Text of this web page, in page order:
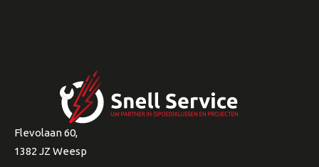
Flevolaan 60,
1382 JZ Weesp